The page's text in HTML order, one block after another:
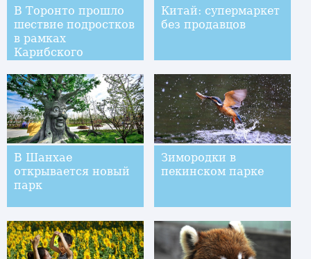
В Торонто прошло
шествие подростков
в рамках
Карибского
Китай: супермаркет
без продавцов
В Шанхае
открывается новый
парк
Зимородки в
пекинском парке